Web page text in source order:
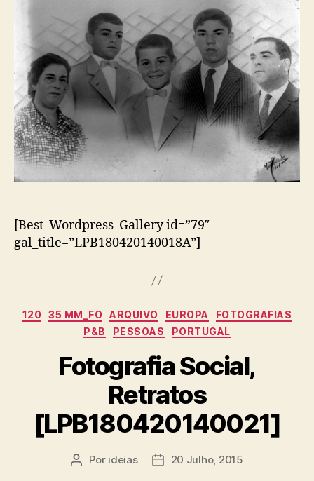
[Best_Wordpress_Gallery id=”79″
gal_title=”LPB180420140018A”]
Categorias
120 35 MM_FO ARQUIVO EUROPA
FOTOGRAFIAS
P&B
PESSOAS PORTUGAL
Fotografia Social,
Retratos
[LPB180420140021]
Autor
Por ideias
Data20 Julho, 2015